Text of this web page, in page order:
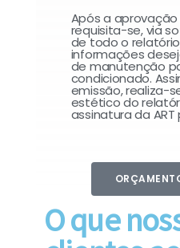
Após a
requisita-se, via
de todo o
informações
de manutenção
condicionado.
emissão, realiza-
estético do
assinatura da
O que